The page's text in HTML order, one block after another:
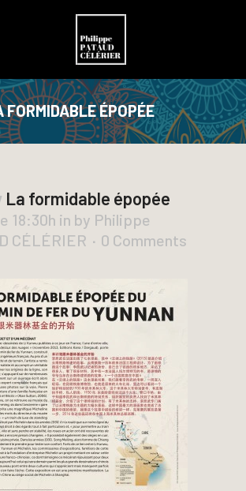
FORMIDABLE ÉPOPÉE
La formidable épopée
18:30h in by Philippe
CÉLÉRIER
0 Comments